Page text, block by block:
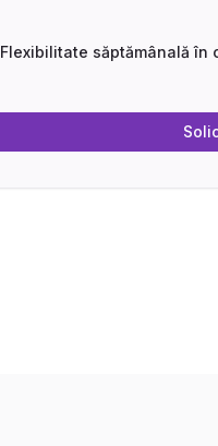
Flexibilitate săptămânală